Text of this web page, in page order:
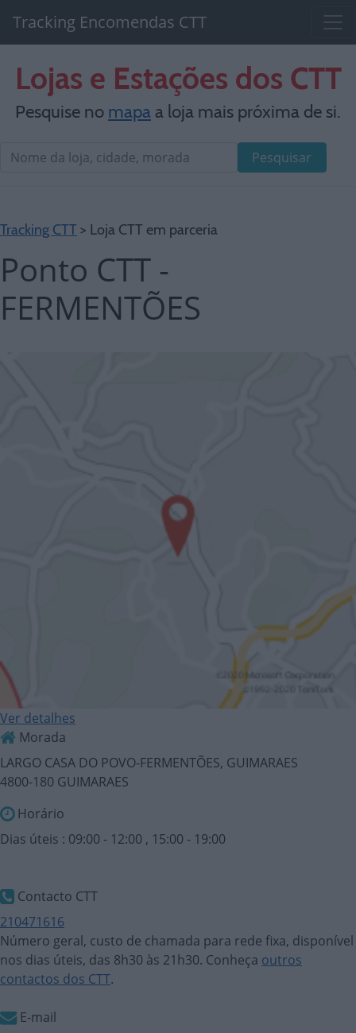
Tracking Encomendas CTT
Lojas e Estações dos CTT
Pesquise no mapaa loja mais próxima de si.
Pesquisar
Tracking CTT > Loja CTT em parceria
Ponto CTT -
FERMENTÕES
Ver detalhes
Morada
LARGO CASA DO POVO-FERMENTÕES, GUIMARAES
4800-180 GUIMARAES
Horário
Dias úteis : 09:00 - 12:00 , 15:00 - 19:00
Contacto CTT
210471616
Número geral, custo de chamada para rede fixa, disponível
nos dias úteis, das 8h30 às 21h30. Conheça outros
contactos dos CTT.
E-mail